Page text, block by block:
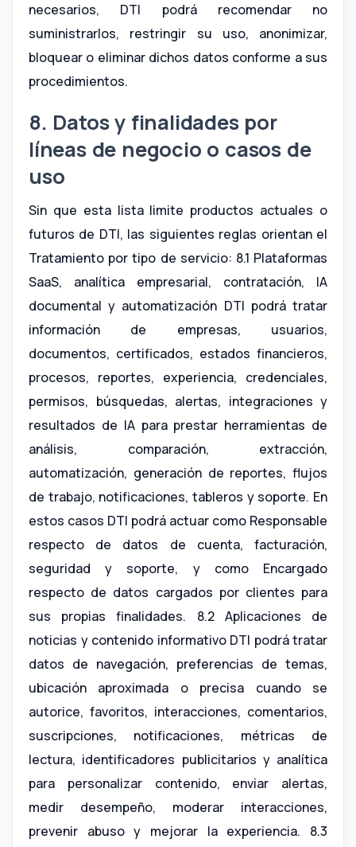
necesarios, DTI podrá recomendar no
suministrarlos, restringir su uso, anonimizar,
bloquear o eliminar dichos datos conforme a sus
procedimientos.
8. Datos y finalidades por
líneas de negocio o casos de
uso
Sin que esta lista limite productos actuales o
futuros de DTI, las siguientes reglas orientan el
Tratamiento por tipo de servicio: 8.1 Plataformas
SaaS, analítica empresarial, contratación, IA
documental y automatización DTI podrá tratar
información de empresas, usuarios,
documentos, certificados, estados financieros,
procesos, reportes, experiencia, credenciales,
permisos, búsquedas, alertas, integraciones y
resultados de IA para prestar herramientas de
análisis, comparación, extracción,
automatización, generación de reportes, flujos
de trabajo, notificaciones, tableros y soporte. En
estos casos DTI podrá actuar como Responsable
respecto de datos de cuenta, facturación,
seguridad y soporte, y como Encargado
respecto de datos cargados por clientes para
sus propias finalidades. 8.2 Aplicaciones de
noticias y contenido informativo DTI podrá tratar
datos de navegación, preferencias de temas,
ubicación aproximada o precisa cuando se
autorice, favoritos, interacciones, comentarios,
suscripciones, notificaciones, métricas de
lectura, identificadores publicitarios y analítica
para personalizar contenido, enviar alertas,
medir desempeño, moderar interacciones,
prevenir abuso y mejorar la experiencia. 8.3